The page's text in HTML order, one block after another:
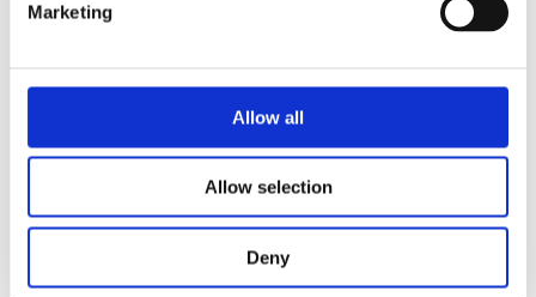
Marketing
Allow all
Allow selection
Deny
Ett medlemskap späckat med småföretagaranpassade
medlemstjänster och förmåner. Din egen
inköpsavdelning, rådgivning, försäkringspaket och
mycket mer. Vi fokuserar på soloföretagare och små
företag med företagaren i fokus. Vi är själva
småföretagare och vet hur verkligheten ser ut.
BLI MEDLEM